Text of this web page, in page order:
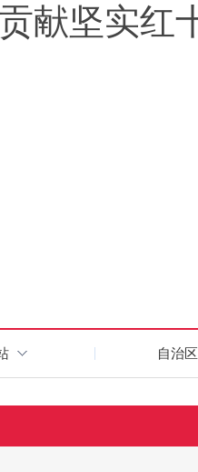
献坚实红
自治